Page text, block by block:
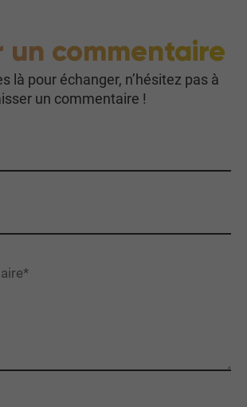
un commentaire
là pour échanger, n’hésitez pas à
un commentaire !